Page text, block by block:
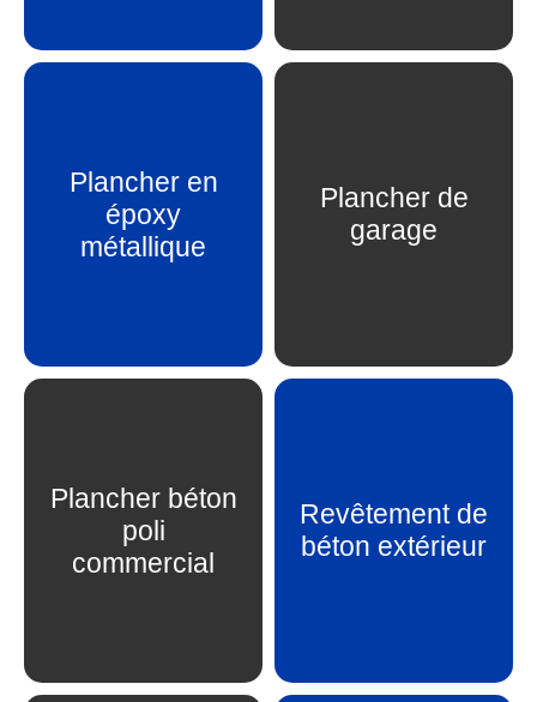
Plancher en
époxy
métallique
En savoir plus
Plancher de
garage
En savoir plus
Plancher béton
poli
commercial
En savoir plus
Revêtement de
béton extérieur
En savoir plus